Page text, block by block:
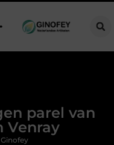
parel van
Venray